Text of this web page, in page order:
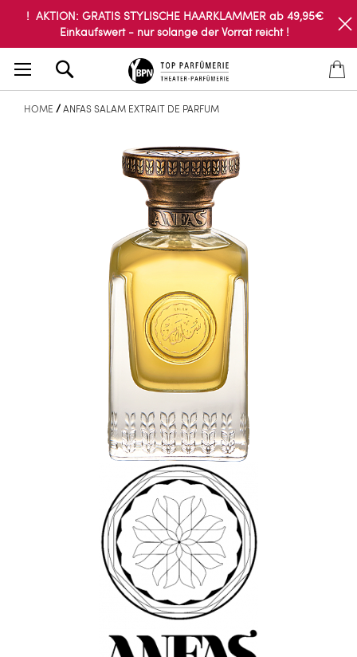
! AKTION: GRATIS STYLISCHE HAARKLAMMER ab 49,95€
Einkaufswert - nur solange der Vorrat reicht !
HOME ANFAS SALAM EXTRAIT DE PARFUM